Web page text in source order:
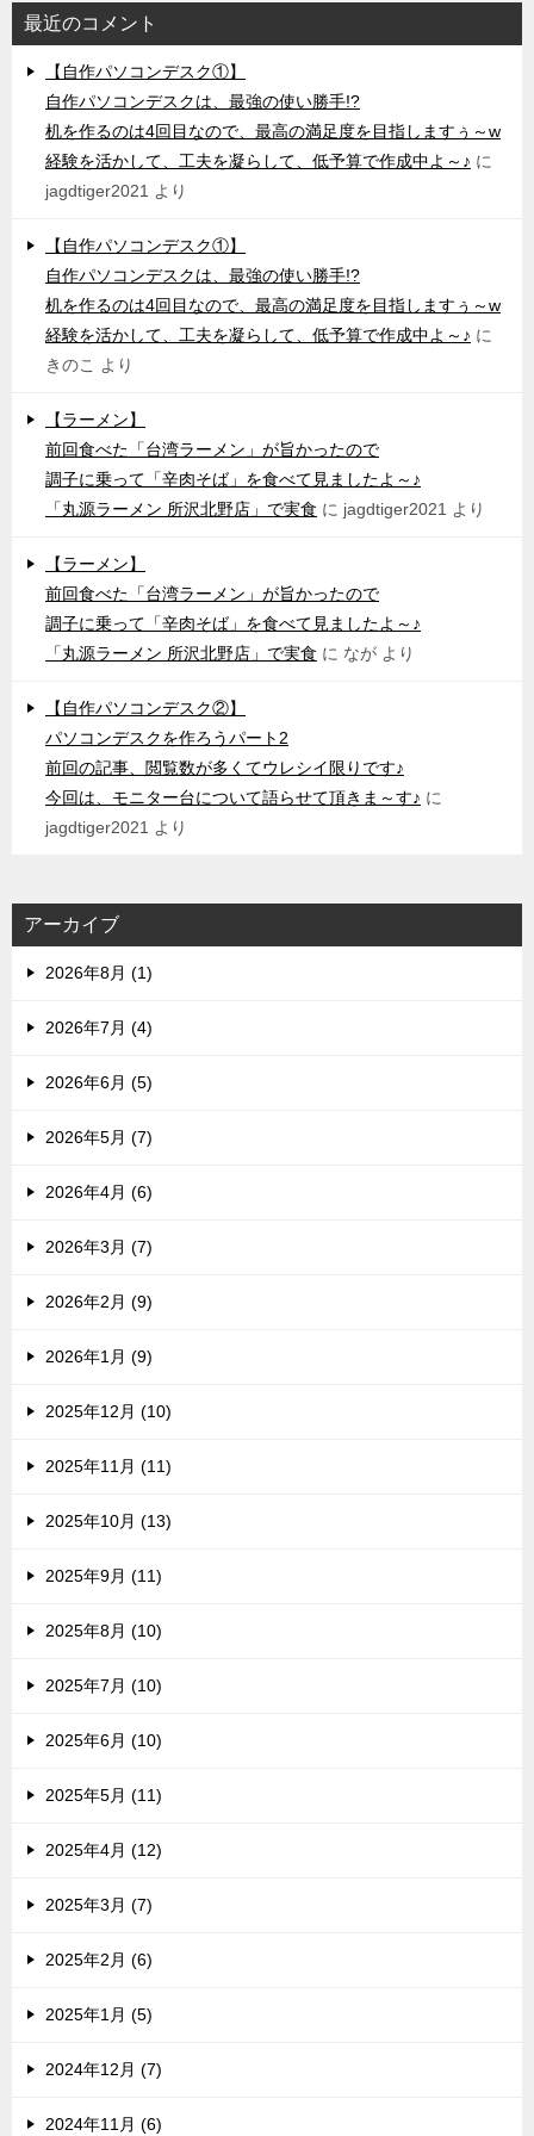
最近のコメント
【自作パソコンデスク①】
自作パソコンデスクは、最強の使い勝手!?
机を作るのは4回目なので、最高の満足度を目指しますぅ～w
経験を活かして、工夫を凝らして、低予算で作成中よ～♪ に
jagdtiger2021 より
【自作パソコンデスク①】
自作パソコンデスクは、最強の使い勝手!?
机を作るのは4回目なので、最高の満足度を目指しますぅ～w
経験を活かして、工夫を凝らして、低予算で作成中よ～♪ に
きのこ
より
【ラーメン】
前回食べた「台湾ラーメン」が旨かったので
調子に乗って「辛肉そば」を食べて見ましたよ～♪
「丸源ラーメン 所沢北野店」で実食 に jagdtiger2021 より
【ラーメン】
前回食べた「台湾ラーメン」が旨かったので
調子に乗って「辛肉そば」を食べて見ましたよ～♪
「丸源ラーメン 所沢北野店」で実食 に なが より
【自作パソコンデスク②】
パソコンデスクを作ろうパート2
前回の記事、閲覧数が多くてウレシイ限りです♪
今回は、モニター台について語らせて頂きま～す♪ に
jagdtiger2021 より
アーカイブ
2026年8月 (1)
2026年7月 (4)
2026年6月 (5)
2026年5月 (7)
2026年4月 (6)
2026年3月 (7)
2026年2月 (9)
2026年1月 (9)
2025年12月 (10)
2025年11月 (11)
2025年10月 (13)
2025年9月 (11)
2025年8月 (10)
2025年7月 (10)
2025年6月 (10)
2025年5月 (11)
2025年4月 (12)
2025年3月 (7)
2025年2月 (6)
2025年1月 (5)
2024年12月 (7)
2024年11月 (6)